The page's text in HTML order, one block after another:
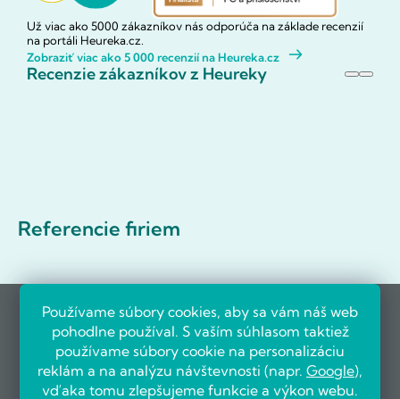
Používame súbory cookies, aby sa vám náš web
pohodlne používal. S vaším súhlasom taktiež
používame súbory cookie na personalizáciu
reklám a na analýzu návštevnosti (napr. Google),
vďaka tomu zlepšujeme funkcie a výkon webu.
Už viac ako 5000 zákazníkov nás odporúča na základe recenzií
na portáli Heureka.cz.
Zobraziť viac ako 5 000 recenzií na Heureka.cz
Recenzie zákazníkov z Heureky
Referencie firiem